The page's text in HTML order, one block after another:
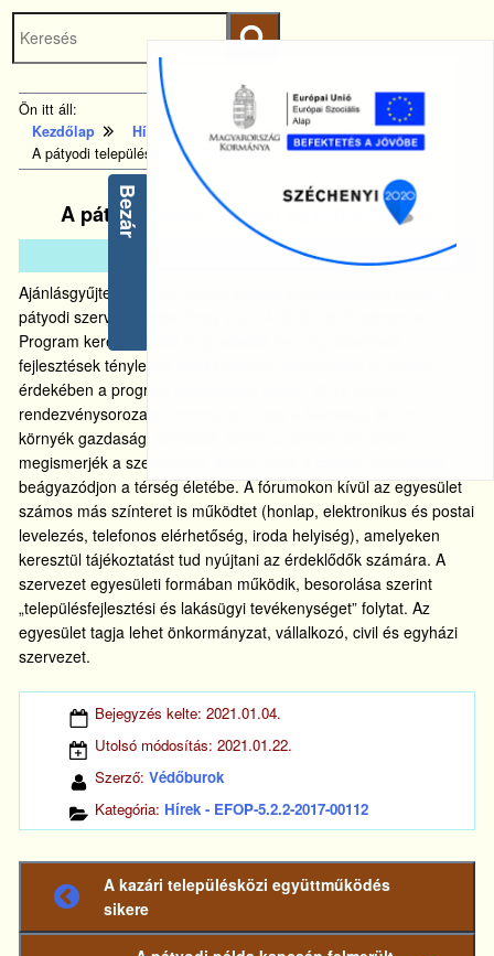
Ugrás a fő
tartalomhoz
Kezdőlapra
ugrás
Keresés
Ön itt áll:
Kezdőlap
Hírek - EFOP-5.2.2-2017-00112
A pátyodi településközi együttműködés
A pátyodi településközi együttműködés
4.
Ajánlásgyűjteményünk Pátyod község jógyakorlatával bővült. A
pátyodi szervezet célja, hogy a 2014-2020 Vidékfejlesztési
Program keretein belül megvalósuló és megvalósítható
fejlesztések tényleges helyi igényeket elégítsenek ki. Ennek
érdekében a program indulásának idején, 2015 őszén
rendezvénysorozatot szerveztek, hogy a lakosság, illetve a
környék gazdasági szereplői, illetve az önkormányzatok
megismerjék a szervezetet, illetve, hogy a csoport működése
beágyazódjon a térség életébe. A fórumokon kívül az egyesület
számos más színteret is működtet (honlap, elektronikus és postai
levelezés, telefonos elérhetőség, iroda helyiség), amelyeken
keresztül tájékoztatást tud nyújtani az érdeklődők számára. A
szervezet egyesületi formában működik, besorolása szerint
„településfejlesztési és lakásügyi tevékenységet” folytat. Az
egyesület tagja lehet önkormányzat, vállalkozó, civil és egyházi
szervezet.
Bejegyzés kelte:2021.01.04.
Utolsó módosítás:2021.01.22.
Szerző:Védőburok
Kategória: Hírek - EFOP-5.2.2-2017-00112
Előző
bejegyzés
A kazári településközi együttműködés
sikere
Bezár